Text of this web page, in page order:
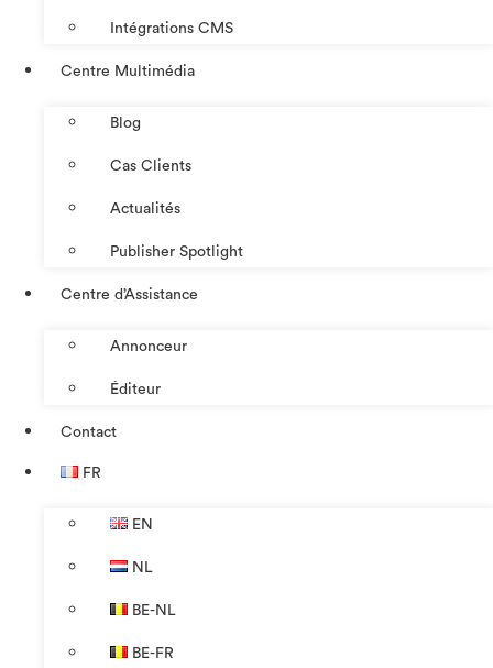
Intégrations CMS
Centre Multimédia
Blog
Cas Clients
Actualités
Publisher Spotlight
Centre d’Assistance
Annonceur
Éditeur
Contact
FR
EN
NL
BE-NL
BE-FR